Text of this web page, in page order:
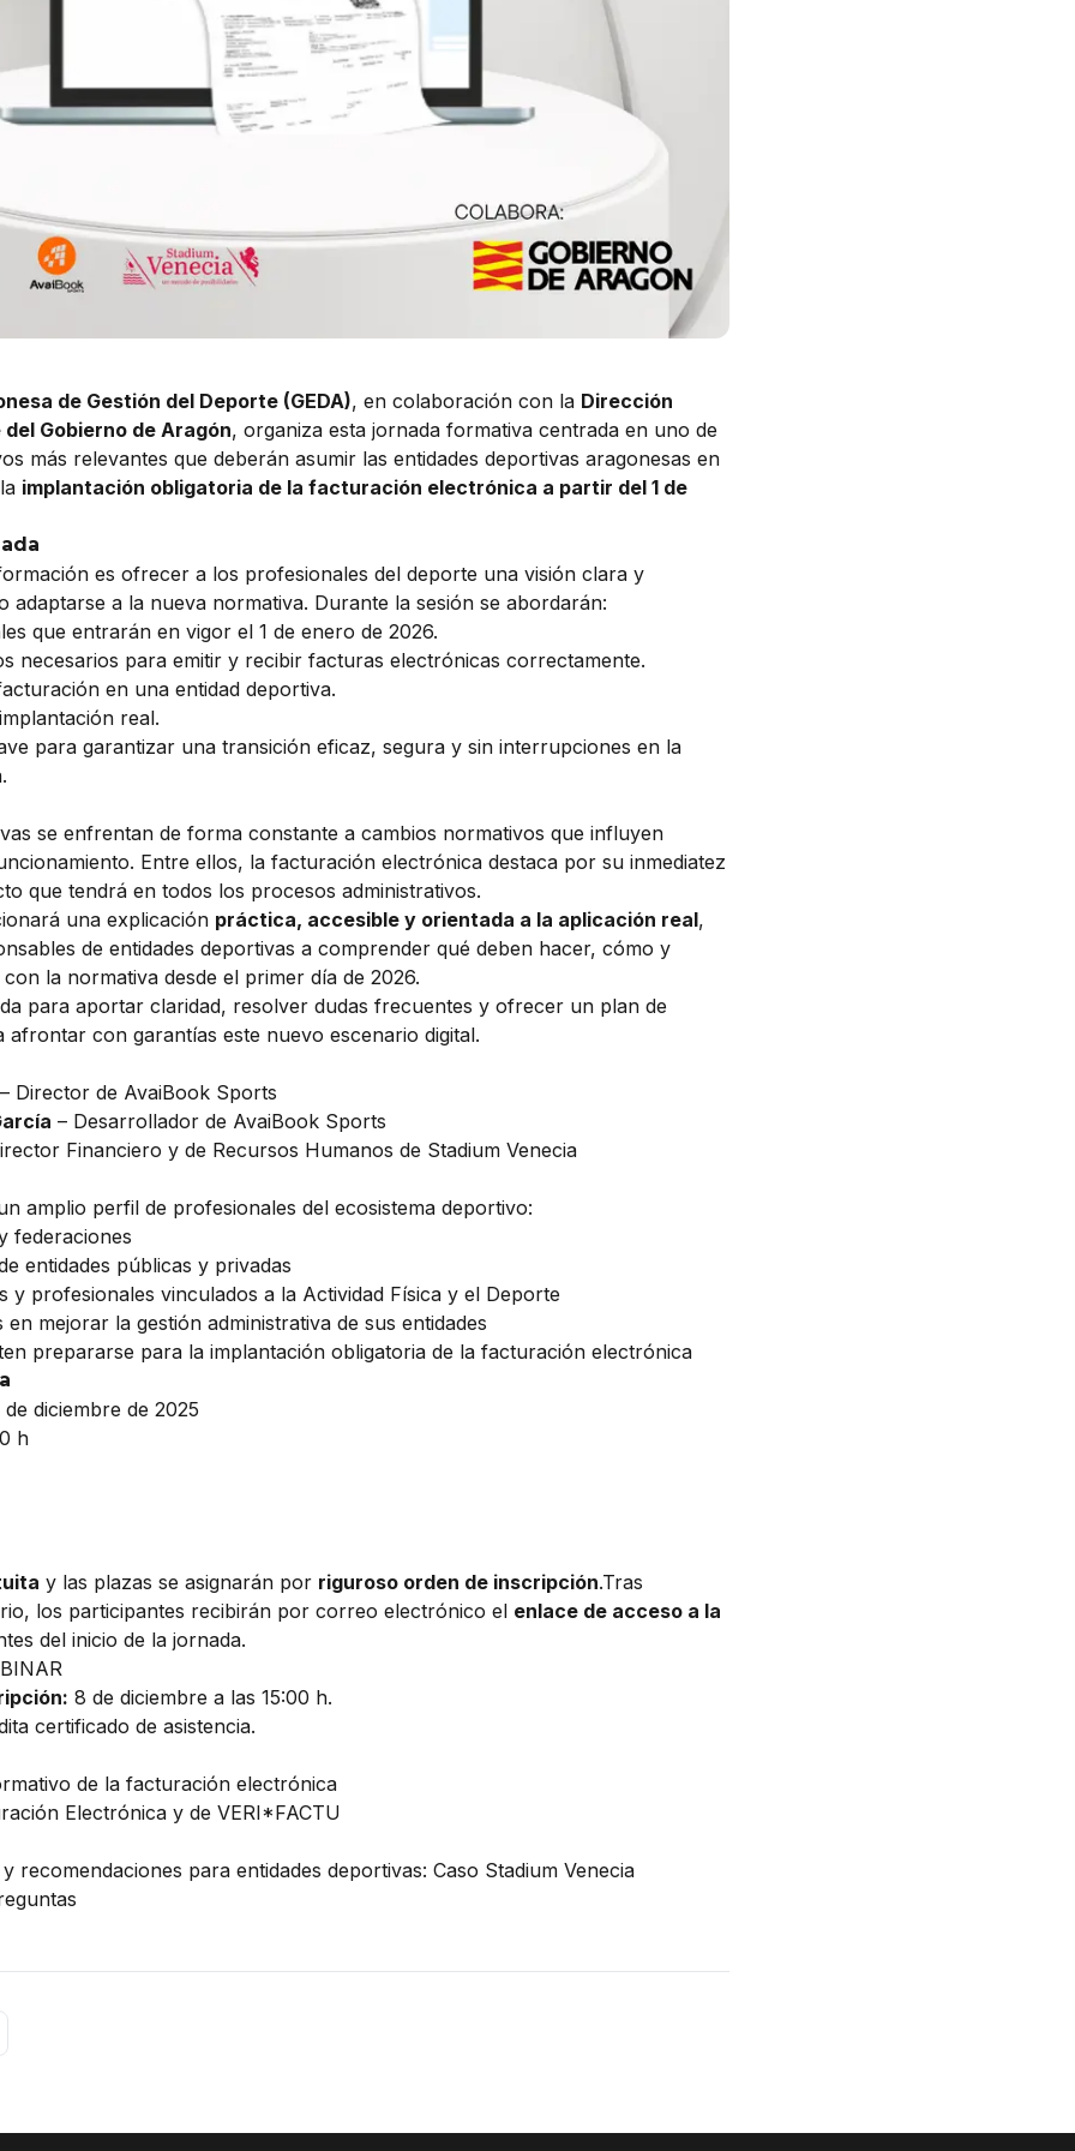
de Gestión del Deporte (GEDA), en colaboración con la Dirección
Gobierno de Aragón, organiza esta jornada formativa centrada en uno de
más relevantes que deberán asumir las entidades deportivas aragonesas en
implantación obligatoria de la facturación electrónica a partir del 1 de
es ofrecer a los profesionales del deporte una visión clara y
adaptarse a la nueva normativa. Durante la sesión se abordarán:
que entrarán en vigor el 1 de enero de 2026.
necesarios para emitir y recibir facturas electrónicas correctamente.
en una entidad deportiva.
real.
para garantizar una transición eficaz, segura y sin interrupciones en la
se enfrentan de forma constante a cambios normativos que influyen
Entre ellos, la facturación electrónica destaca por su inmediatez
que tendrá en todos los procesos administrativos.
una explicación práctica, accesible y orientada a la aplicación real,
de entidades deportivas a comprender qué deben hacer, cómo y
la normativa desde el primer día de 2026.
para aportar claridad, resolver dudas frecuentes y ofrecer un plan de
con garantías este nuevo escenario digital.
Director de AvaiBook Sports
– Desarrollador de AvaiBook Sports
Financiero y de Recursos Humanos de Stadium Venecia
amplio perfil de profesionales del ecosistema deportivo:
federaciones
entidades públicas y privadas
y profesionales vinculados a la Actividad Física y el Deporte
en mejorar la gestión administrativa de sus entidades
prepararse para la implantación obligatoria de la facturación electrónica
diciembre de 2025
h
y las plazas se asignarán por riguroso orden de inscripción.Tras
los participantes recibirán por correo electrónico el enlace de acceso a la
del inicio de la jornada.
8 de diciembre a las 15:00 h.
certificado de asistencia.
de la facturación electrónica
Electrónica y de VERI*FACTU
recomendaciones para entidades deportivas: Caso Stadium Venecia